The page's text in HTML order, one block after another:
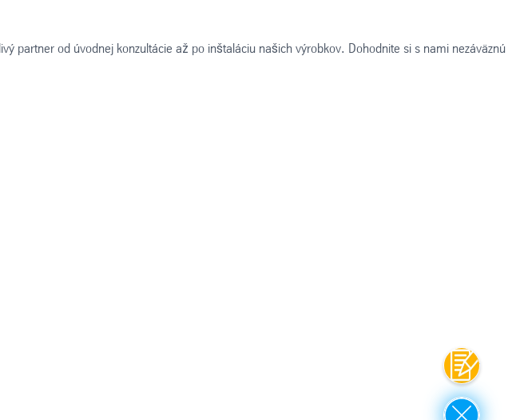
od úvodnej konzultácie až po inštaláciu našich výrobkov. Dohodnite si s nami nezáväznú
Kontakt
Close